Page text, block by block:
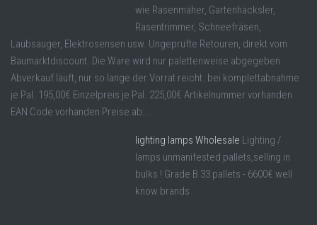
wie Rasenmäher, Gartenhäcksler,
Rasentrimmer, Schneefräsen,
Laubsauger, Elektrosensen usw. Ungeprüfte Retouren, direkt vom
Baumarktdiscount. Die Ware wird nur palettenweise abgegeben
Abverkauf läuft, nur so lange der Vorrat reicht. bei komplettabnahme
je Pal. 195,00€ Einzelpreis je Pal. 225,00€ Artikelnummer vorhanden
EAN Code vorhanden Preise ab: ...
lighting lamps Wholesale Lighting /
lamps unmanifested pallets,selling in
bulks ! Grade B 33 pallets - 6600€ well
know brands